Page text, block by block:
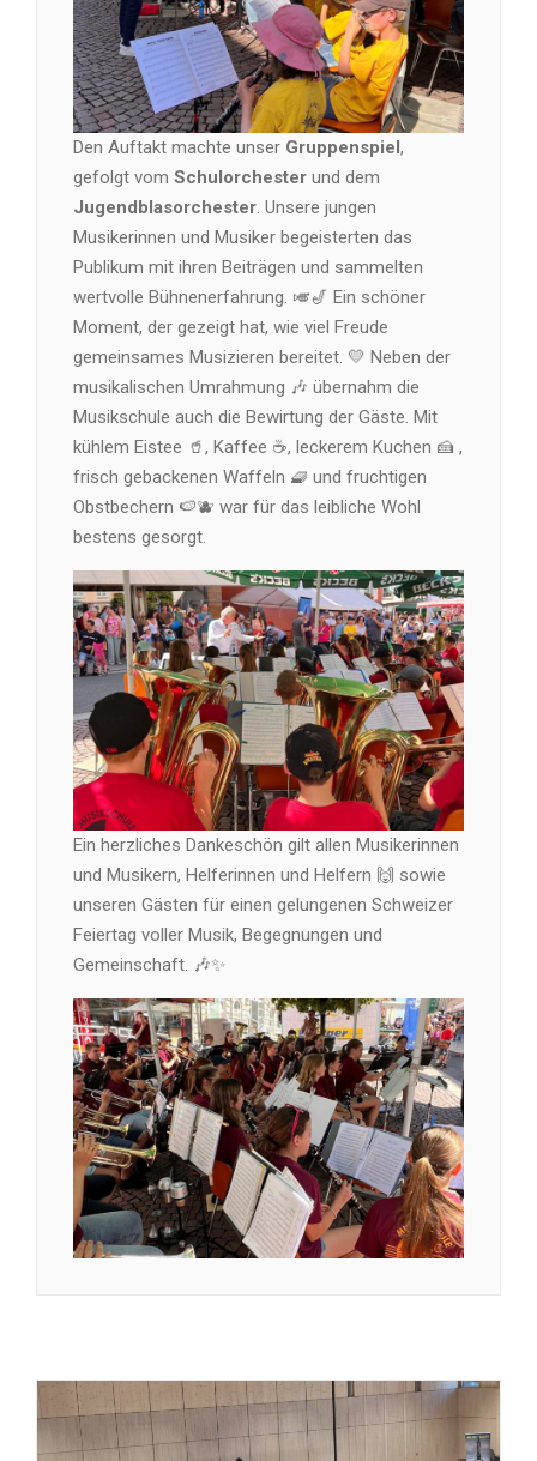
Den Auftakt machte unser Gruppenspiel,
gefolgt vom Schulorchester und dem
Jugendblasorchester. Unsere jungen
Musikerinnen und Musiker begeisterten das
Publikum mit ihren Beiträgen und sammelten
wertvolle Bühnenerfahrung. 🎺🎷 Ein schöner
Moment, der gezeigt hat, wie viel Freude
gemeinsames Musizieren bereitet. 💛 Neben der
musikalischen Umrahmung 🎶 übernahm die
Musikschule auch die Bewirtung der Gäste. Mit
kühlem Eistee 🥤, Kaffee ☕, leckerem Kuchen 🍰 ,
frisch gebackenen Waffeln 🧇 und fruchtigen
Obstbechern 🍉🫐 war für das leibliche Wohl
bestens gesorgt.
Ein herzliches Dankeschön gilt allen Musikerinnen
und Musikern, Helferinnen und Helfern 🙌 sowie
unseren Gästen für einen gelungenen Schweizer
Feiertag voller Musik, Begegnungen und
Gemeinschaft. 🎶✨